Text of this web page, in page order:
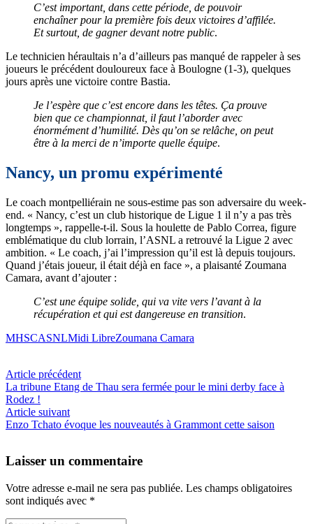
C’est important, dans cette période, de pouvoir
enchaîner pour la première fois deux victoires d’affilée.
Et surtout, de gagner devant notre public.
Le technicien héraultais n’a d’ailleurs pas manqué de rappeler à ses
joueurs le précédent douloureux face à Boulogne (1-3), quelques
jours après une victoire contre Bastia.
Je l’espère que c’est encore dans les têtes. Ça prouve
bien que ce championnat, il faut l’aborder avec
énormément d’humilité. Dès qu’on se relâche, on peut
être à la merci de n’importe quelle équipe.
Nancy, un promu expérimenté
Le coach montpelliérain ne sous-estime pas son adversaire du week-
end. « Nancy, c’est un club historique de Ligue 1 il n’y a pas très
longtemps », rappelle-t-il. Sous la houlette de Pablo Correa, figure
emblématique du club lorrain, l’ASNL a retrouvé la Ligue 2 avec
ambition. « Le coach, j’ai l’impression qu’il est là depuis toujours.
Quand j’étais joueur, il était déjà en face », a plaisanté Zoumana
Camara, avant d’ajouter :
C’est une équipe solide, qui va vite vers l’avant à la
récupération et qui est dangereuse en transition.
MHSCASNLMidi LibreZoumana Camara
Article précédent
La tribune Etang de Thau sera fermée pour le mini derby face à
Rodez !
Article suivant
Enzo Tchato évoque les nouveautés à Grammont cette saison
Laisser un commentaire
Votre adresse e-mail ne sera pas publiée. Les champs obligatoires
sont indiqués avec *